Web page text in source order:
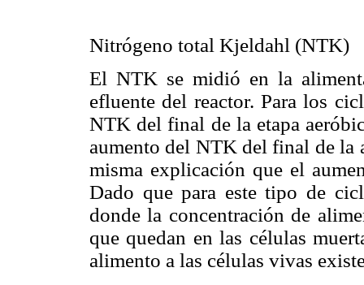
Nitrógeno total Kjeldahl (NTK)
El NTK se midió en la
efluente del reactor. Para los
NTK del final de la etapa
aumento del NTK del final de la
misma explicación que el
Dado que para este tipo de
donde la concentración de
que quedan en las células
alimento a las células vivas